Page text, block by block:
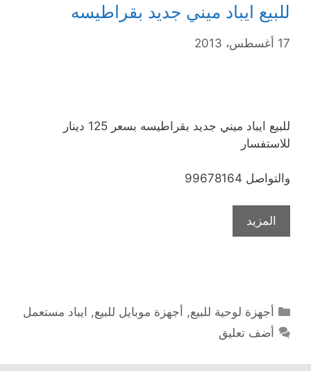
للبيع ايباد ميني جديد بقراطيسه
17 أغسطس، 2013
للبيع ايباد ميني جديد بقراطيسه بسعر 125 دينار
للاستفسار
والتواصل 99678164
المزيد
التصنيفات
أجهزة لوحية للبيع, أجهزة موبايل للبيع, ايباد مستعمل
أضف تعليق